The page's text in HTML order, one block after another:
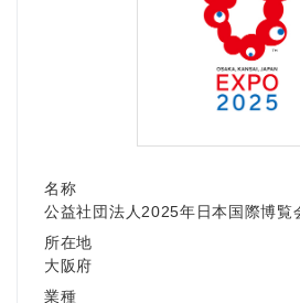
名称
公益社団法人2025年日本国際博覧
所在地
大阪府
業種